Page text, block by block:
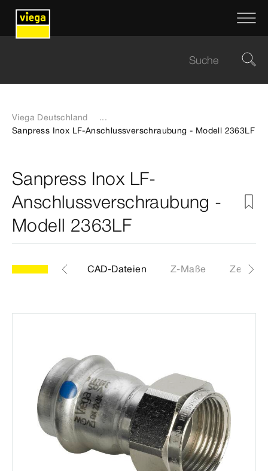
Viega Deutschland
...
Sanpress Inox LF-Anschlussverschraubung - Modell 2363LF
Sanpress Inox LF-
Anschlussverschraubung -
Modell 2363LF
Etiketten CAD-Dateien Z-Maße